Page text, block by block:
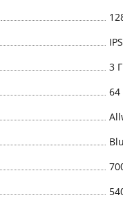
IPS
3
64